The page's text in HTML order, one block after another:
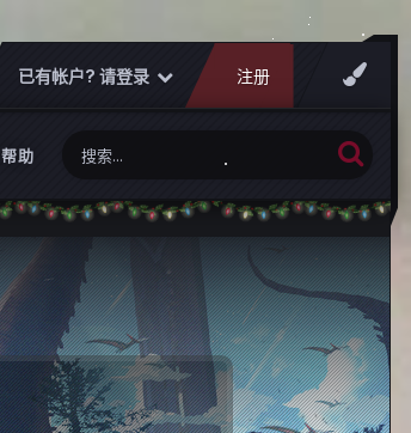
已有帐户? 请登录 注册
帮助